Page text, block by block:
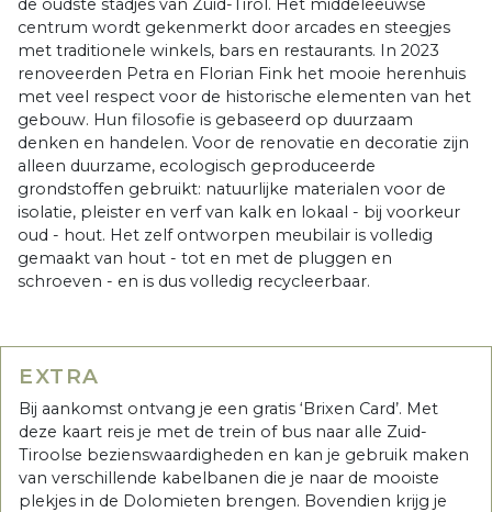
de oudste stadjes van Zuid-Tirol. Het middeleeuwse
centrum wordt gekenmerkt door arcades en steegjes
met traditionele winkels, bars en restaurants. In 2023
renoveerden Petra en Florian Fink het mooie herenhuis
met veel respect voor de historische elementen van het
gebouw. Hun filosofie is gebaseerd op duurzaam
denken en handelen. Voor de renovatie en decoratie zijn
alleen duurzame, ecologisch geproduceerde
grondstoffen gebruikt: natuurlijke materialen voor de
isolatie, pleister en verf van kalk en lokaal - bij voorkeur
oud - hout. Het zelf ontworpen meubilair is volledig
gemaakt van hout - tot en met de pluggen en
schroeven - en is dus volledig recycleerbaar.
EXTRA
Bij aankomst ontvang je een gratis ‘Brixen Card’. Met
deze kaart reis je met de trein of bus naar alle Zuid-
Tiroolse bezienswaardigheden en kan je gebruik maken
van verschillende kabelbanen die je naar de mooiste
plekjes in de Dolomieten brengen. Bovendien krijg je